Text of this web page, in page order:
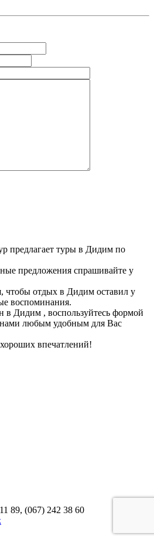
предлагает туры в Дидим по
предложения спрашивайте у
отдых в Дидим оставил у
воспоминания.
в Дидим , воспользуйтесь формой
нами любым удобным для Вас
впечатлений!
89, (067) 242 38 60